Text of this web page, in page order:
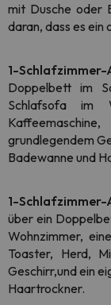
mit Dusche oder
daran, dass es ein
1-
Doppelbett im
Schlafsofa im
grundlegendem
Badewanne und
1-
über ein
Wohnzimmer,
Toaster, Herd,
Geschirr,und ein
Haartrockner.